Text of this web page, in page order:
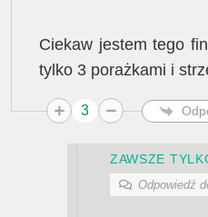
Ciekaw jestem tego
tylko 3 porażkami i
3
ZAWSZE
Odpowiedź